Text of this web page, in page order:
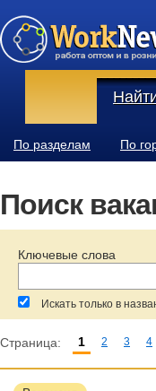
По разделам По
Поиск
Ключевые слова
Искать только в
За последние:
Страница: 1 2 3 4